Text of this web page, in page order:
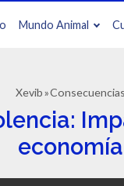
Mundo Animal
Xevib Consecuencias
economía